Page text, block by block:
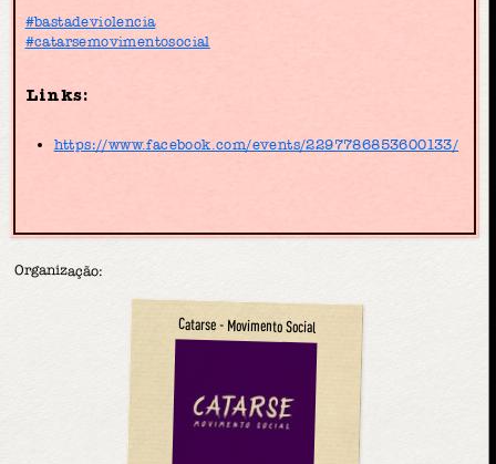
#bastadeviolencia
#catarsemovimentosocial
Links:
https://www.facebook.com/events/2297786853600133/
Organização:
Catarse - Movimento Social